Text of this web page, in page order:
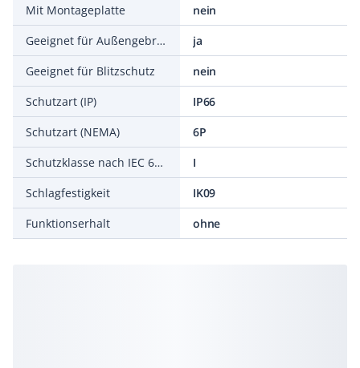
Mit Montageplatte
nein
Geeignet für Außengebrauch
ja
Geeignet für Blitzschutz
nein
Schutzart (IP)
IP66
Schutzart (NEMA)
6P
Schutzklasse nach IEC 61140
I
Schlagfestigkeit
IK09
Funktionserhalt
ohne